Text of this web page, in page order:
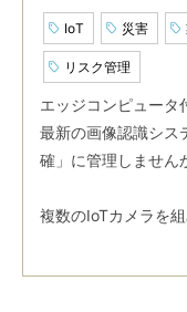
IoT 災害
リスク管理
エッジコンピュータ
最新の画像認識シス
確」に管理しません
複数のIoTカメラを